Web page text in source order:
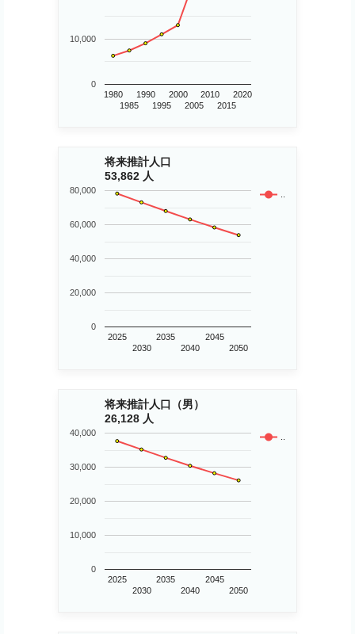
1980
1985
1990
1995
2000
2005
2010
2015
2020
0
10,000
将来推計人口
53,862 人
..
2025
2030
2035
2040
2045
2050
0
20,000
40,000
60,000
80,000
将来推計人口（男）
26,128 人
..
2025
2030
2035
2040
2045
2050
0
10,000
20,000
30,000
40,000